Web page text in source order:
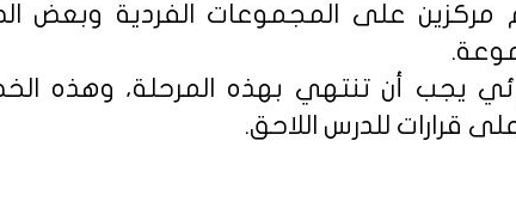
مركزين على المجموعات الفردية وبعض
يجب أن تنتهي بهذه المرحلة، وهذه
قرارات للدرس اللاحق.